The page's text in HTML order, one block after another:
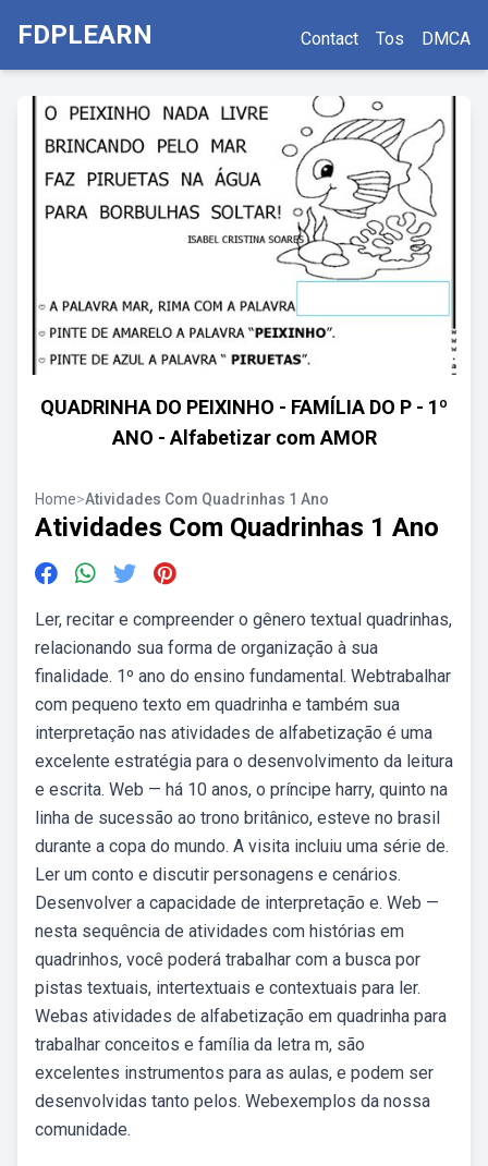
FDPLEARN Contact Tos DMCA
QUADRINHA DO PEIXINHO - FAMÍLIA DO P - 1º
ANO - Alfabetizar com AMOR
Home>Atividades Com Quadrinhas 1 Ano
Atividades Com Quadrinhas 1 Ano
Ler, recitar e compreender o gênero textual quadrinhas,
relacionando sua forma de organização à sua
finalidade. 1º ano do ensino fundamental. Webtrabalhar
com pequeno texto em quadrinha e também sua
interpretação nas atividades de alfabetização é uma
excelente estratégia para o desenvolvimento da leitura
e escrita. Web — há 10 anos, o príncipe harry, quinto na
linha de sucessão ao trono britânico, esteve no brasil
durante a copa do mundo. A visita incluiu uma série de.
Ler um conto e discutir personagens e cenários.
Desenvolver a capacidade de interpretação e. Web —
nesta sequência de atividades com histórias em
quadrinhos, você poderá trabalhar com a busca por
pistas textuais, intertextuais e contextuais para ler.
Webas atividades de alfabetização em quadrinha para
trabalhar conceitos e família da letra m, são
excelentes instrumentos para as aulas, e podem ser
desenvolvidas tanto pelos. Webexemplos da nossa
comunidade.